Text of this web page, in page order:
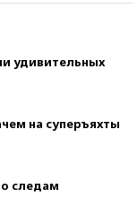
удивительных
на суперъяхты
следам